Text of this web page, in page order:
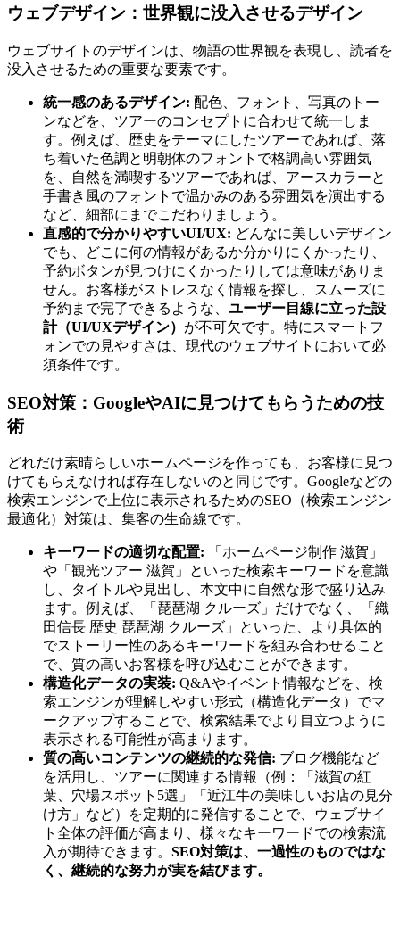
ウェブデザイン ：世界観に没入させるデザイン
ウェブサイトのデザインは、物語の世界観を表現し、読者を
没入させるための重要な要素です。
統一感のあるデザイン: 配色、フォント、写真のトー
ンなどを、ツアーのコンセプトに合わせて統一しま
す。例えば、歴史をテーマにしたツアーであれば、落
ち着いた色調と明朝体のフォントで格調高い雰囲気
を、自然を満喫するツアーであれば、アースカラーと
手書き風のフォントで温かみのある雰囲気を演出する
など、細部にまでこだわりましょう。
直感的で分かりやすいUI/UX: どんなに美しいデザイン
でも、どこに何の情報があるか分かりにくかったり、
予約ボタンが見つけにくかったりしては意味がありま
せん。お客様がストレスなく情報を探し、スムーズに
予約まで完了できるような、 ユーザー目線に立った設
計（UI/UXデザイン） が不可欠です。特にスマートフ
ォンでの見やすさは、現代のウェブサイトにおいて必
須条件です。
SEO対策 ：GoogleやAIに見つけてもらうための技
術
どれだけ素晴らしいホームページを作っても、お客様に見つ
けてもらえなければ存在しないのと同じです。Googleなどの
検索エンジンで上位に表示されるためのSEO（検索エンジン
最適化）対策は、集客の生命線です。
キーワードの適切な配置: 「ホームページ制作 滋賀」
や「観光ツアー 滋賀」といった検索キーワードを意識
し、タイトルや見出し、本文中に自然な形で盛り込み
ます。例えば、「琵琶湖 クルーズ」だけでなく、「織
田信長 歴史 琵琶湖 クルーズ」といった、より具体的
でストーリー性のあるキーワードを組み合わせること
で、質の高いお客様を呼び込むことができます。
構造化データの実装: Q&Aやイベント情報などを、検
索エンジンが理解しやすい形式（構造化データ）でマ
ークアップすることで、検索結果でより目立つように
表示される可能性が高まります。
質の高いコンテンツの継続的な発信: ブログ機能など
を活用し、ツアーに関連する情報（例：「滋賀の紅
葉、穴場スポット5選」「近江牛の美味しいお店の見分
け方」など）を定期的に発信することで、ウェブサイ
ト全体の評価が高まり、様々なキーワードでの検索流
入が期待できます。 SEO対策は、一過性のものではな
く、継続的な努力が実を結びます。